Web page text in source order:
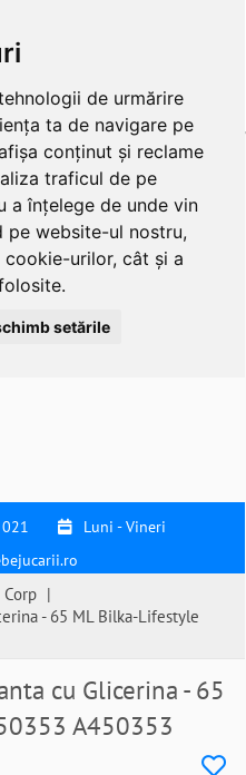
de urmărire
ta de navigare pe
conținut și reclame
traficul de pe
a înțelege de unde vin
website-ul nostru,
urilor, cât și a
setările
Luni - Vineri
|
- 65 ML Bilka-Lifestyle
cu Glicerina - 65
A450353